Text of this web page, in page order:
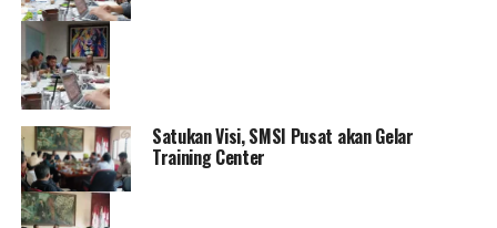
Satukan Visi, SMSI Pusat akan Gelar
Training Center